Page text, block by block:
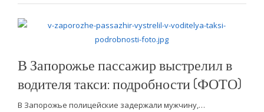
В Запорожье пассажир выстрелил в
водителя такси: подробности (ФОТО)
В Запорожье полицейские задержали мужчину,…